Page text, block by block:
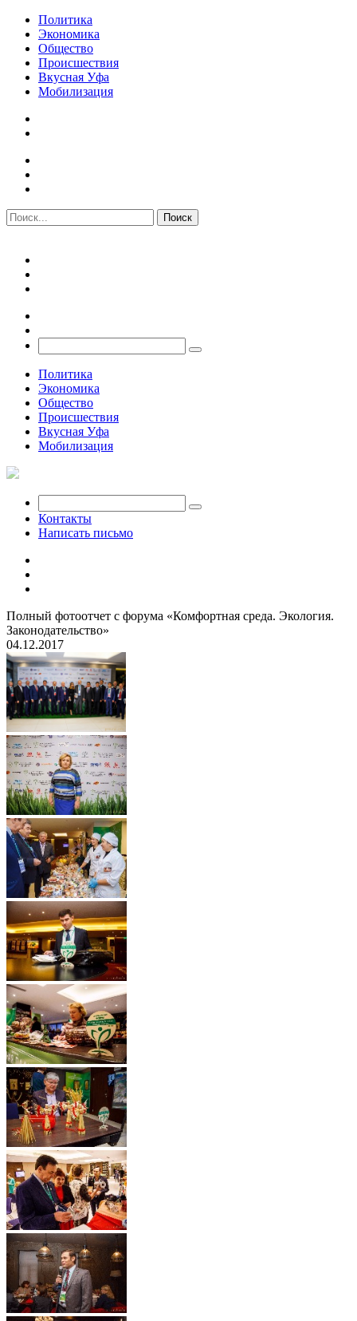
Политика
Экономика
Общество
Происшествия
Вкусная Уфа
Мобилизация
Политика
Экономика
Общество
Происшествия
Вкусная Уфа
Мобилизация
Контакты
Написать письмо
Полный фотоотчет с форума «Комфортная среда. Экология.
Законодательство»
04.12.2017